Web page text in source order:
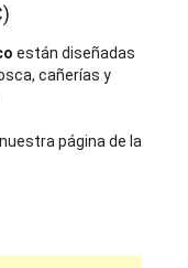
están diseñadas
cañerías y
página de la